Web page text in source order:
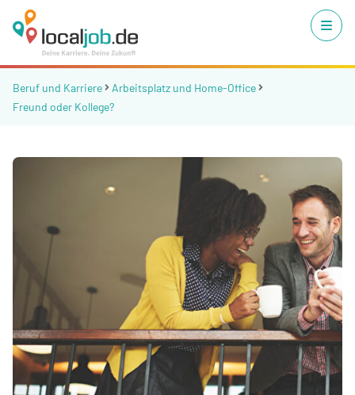
Beruf und Karriere
Arbeitsplatz und Home-Office
Freund oder Kollege?